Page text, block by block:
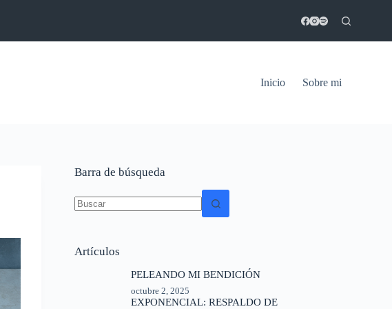
Inicio Sobre mi
Barra de búsqueda
Artículos
PELEANDO MI BENDICIÓN
octubre 2, 2025
EXPONENCIAL: RESPALDO DE